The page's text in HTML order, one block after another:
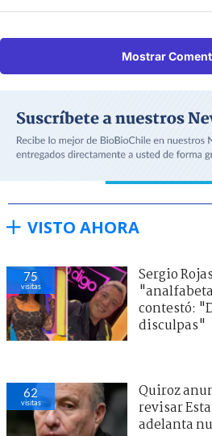
Mostrar
VISTO AHORA
75
visitas
Sergio
contestó:
disculpas"
62
visitas
Quiroz
revisar
adelanta